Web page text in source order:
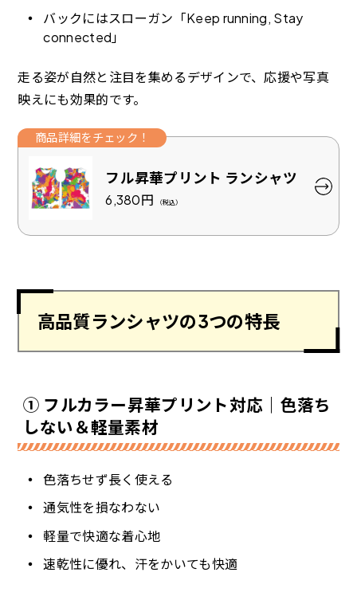
バックにはスローガン「Keep running, Stay
connected」
走る姿が自然と注目を集めるデザインで、応援や写真
映えにも効果的です。
商品詳細をチェック！
フル昇華プリント ランシャツ
6,380円 （税込）
高品質ランシャツの3つの特長
① フルカラー昇華プリント対応｜色落ち
しない＆軽量素材
色落ちせず長く使える
通気性を損なわない
軽量で快適な着心地
速乾性に優れ、汗をかいても快適